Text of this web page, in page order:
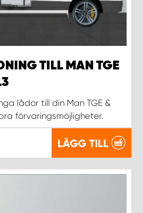
TILL MAN TGE
lådor till din Man TGE &
förvaringsmöjligheter.
LÄGG TILL